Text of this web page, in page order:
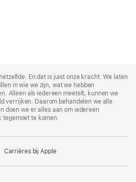
En dat is juist onze kracht. We laten
in wie we zijn, wat we hebben
Alleen als iedereen meetelt, kunnen we
verrijken. Daarom behandelen we alle
doen we er alles aan om iedereen
tegemoet te komen.
Carrières bij Apple